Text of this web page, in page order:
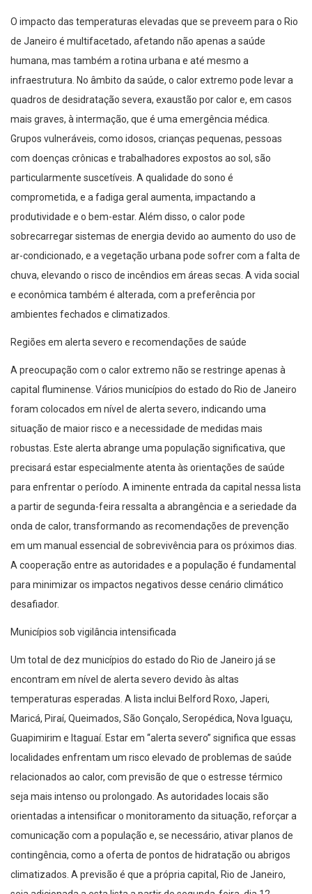
O impacto das temperaturas elevadas que se preveem para o Rio
de Janeiro é multifacetado, afetando não apenas a saúde
humana, mas também a rotina urbana e até mesmo a
infraestrutura. No âmbito da saúde, o calor extremo pode levar a
quadros de desidratação severa, exaustão por calor e, em casos
mais graves, à intermação, que é uma emergência médica.
Grupos vulneráveis, como idosos, crianças pequenas, pessoas
com doenças crônicas e trabalhadores expostos ao sol, são
particularmente suscetíveis. A qualidade do sono é
comprometida, e a fadiga geral aumenta, impactando a
produtividade e o bem-estar. Além disso, o calor pode
sobrecarregar sistemas de energia devido ao aumento do uso de
ar-condicionado, e a vegetação urbana pode sofrer com a falta de
chuva, elevando o risco de incêndios em áreas secas. A vida social
e econômica também é alterada, com a preferência por
ambientes fechados e climatizados.
Regiões em alerta severo e recomendações de saúde
A preocupação com o calor extremo não se restringe apenas à
capital fluminense. Vários municípios do estado do Rio de Janeiro
foram colocados em nível de alerta severo, indicando uma
situação de maior risco e a necessidade de medidas mais
robustas. Este alerta abrange uma população significativa, que
precisará estar especialmente atenta às orientações de saúde
para enfrentar o período. A iminente entrada da capital nessa lista
a partir de segunda-feira ressalta a abrangência e a seriedade da
onda de calor, transformando as recomendações de prevenção
em um manual essencial de sobrevivência para os próximos dias.
A cooperação entre as autoridades e a população é fundamental
para minimizar os impactos negativos desse cenário climático
desafiador.
Municípios sob vigilância intensificada
Um total de dez municípios do estado do Rio de Janeiro já se
encontram em nível de alerta severo devido às altas
temperaturas esperadas. A lista inclui Belford Roxo, Japeri,
Maricá, Piraí, Queimados, São Gonçalo, Seropédica, Nova Iguaçu,
Guapimirim e Itaguaí. Estar em “alerta severo” significa que essas
localidades enfrentam um risco elevado de problemas de saúde
relacionados ao calor, com previsão de que o estresse térmico
seja mais intenso ou prolongado. As autoridades locais são
orientadas a intensificar o monitoramento da situação, reforçar a
comunicação com a população e, se necessário, ativar planos de
contingência, como a oferta de pontos de hidratação ou abrigos
climatizados. A previsão é que a própria capital, Rio de Janeiro,